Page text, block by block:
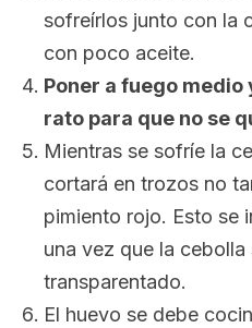
sofreírlos junto con la
con poco aceite.
Poner a fuego
rato para que no se
Mientras se sofríe la
cortará en trozos no
pimiento rojo. Esto se
una vez que la cebolla
transparentado.
El huevo se debe